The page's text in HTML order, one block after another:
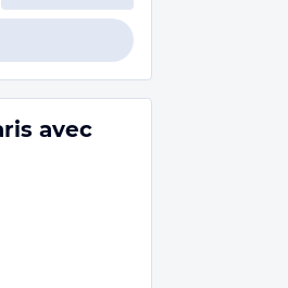
avec